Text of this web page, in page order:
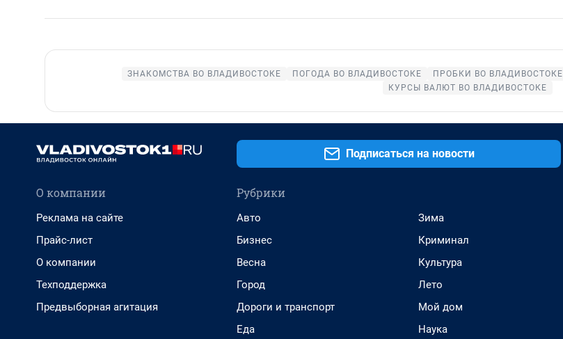
ЗНАКОМСТВА ВО ВЛАДИВОСТОКЕ ПОГОДА ВО ВЛАДИВОСТОКЕ ПРОБКИ ВО ВЛАДИВОСТОКЕ
КУРСЫ ВАЛЮТ ВО ВЛАДИВОСТОКЕ
Подписаться на новости
О компании
Реклама на сайте
Прайс-лист
О компании
Техподдержка
Предвыборная агитация
Рубрики
Авто
Бизнес
Весна
Город
Дороги и транспорт
Еда
Зима
Криминал
Культура
Лето
Мой дом
Наука